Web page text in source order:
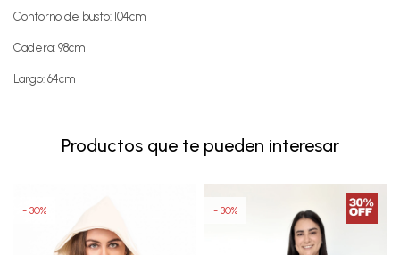
Contorno de busto: 104cm
Cadera: 98cm
Largo: 64cm
Productos que te pueden interesar
30 30